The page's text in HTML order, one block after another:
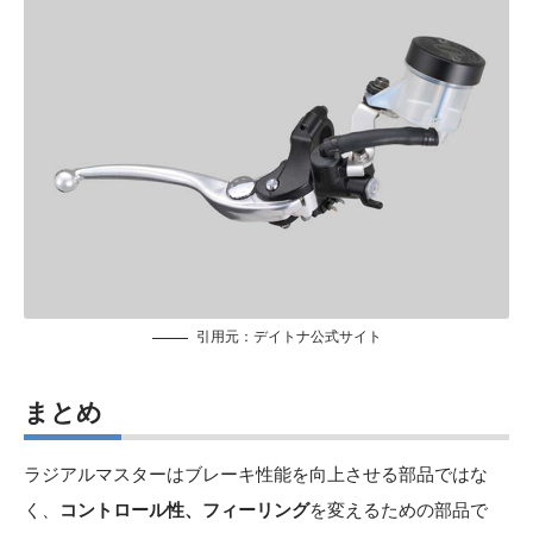
引用元： デイトナ公式サイト
まとめ
ラジアルマスターはブレーキ性能を向上させる部品ではな
く、
コントロール性、フィーリングを変えるための部品で